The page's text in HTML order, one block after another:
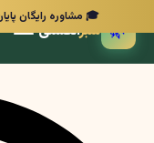
🎓 مشاوره رایگان
🌿 سبزانگشتی